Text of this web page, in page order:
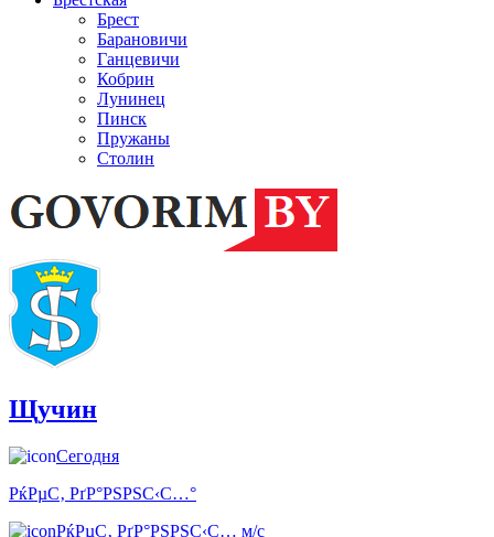
Брест
Барановичи
Ганцевичи
Кобрин
Лунинец
Пинск
Пружаны
Столин
Щучин
Сегодня
РќРµС‚ РґР°РЅРЅС‹С…°
РќРµС‚ РґР°РЅРЅС‹С… м/с